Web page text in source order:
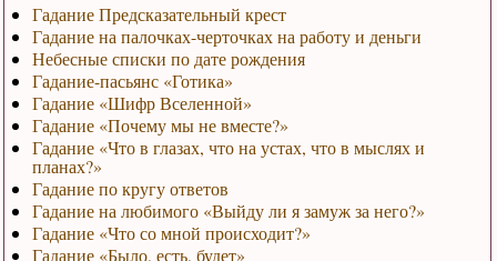
Гадание Предсказательный крест
Гадание на палочках-черточках на работу и деньги
Небесные списки по дате рождения
Гадание-пасьянс «Готика»
Гадание «Шифр Вселенной»
Гадание «Почему мы не вместе?»
Гадание «Что в глазах, что на устах, что в мыслях и
планах?»
Гадание по кругу ответов
Гадание на любимого «Выйду ли я замуж за него?»
Гадание «Что со мной происходит?»
Гадание «Было, есть, будет»